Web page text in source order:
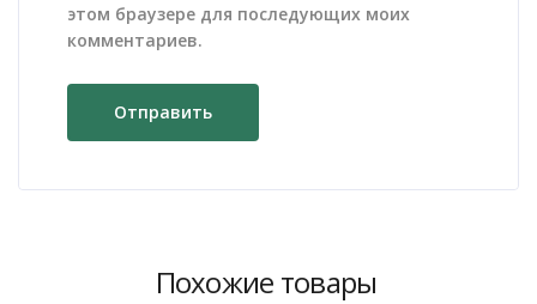
этом браузере для последующих моих
комментариев.
Похожие товары